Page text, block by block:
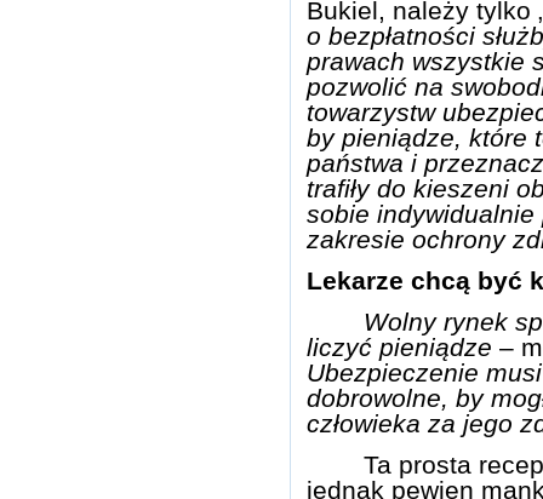
Bukiel, należy tylko
o bezpłatności
prawach wszystkie
pozwolić na
towarzystw
by pieniądze, które
państwa i
trafiły do kieszeni
sobie
zakresie ochrony
Lekarze chcą być
Wolny rynek
liczyć pieniądze –
Ubezpieczenie
dobrowolne, by
człowieka za jego
Ta prosta
jednak pewien